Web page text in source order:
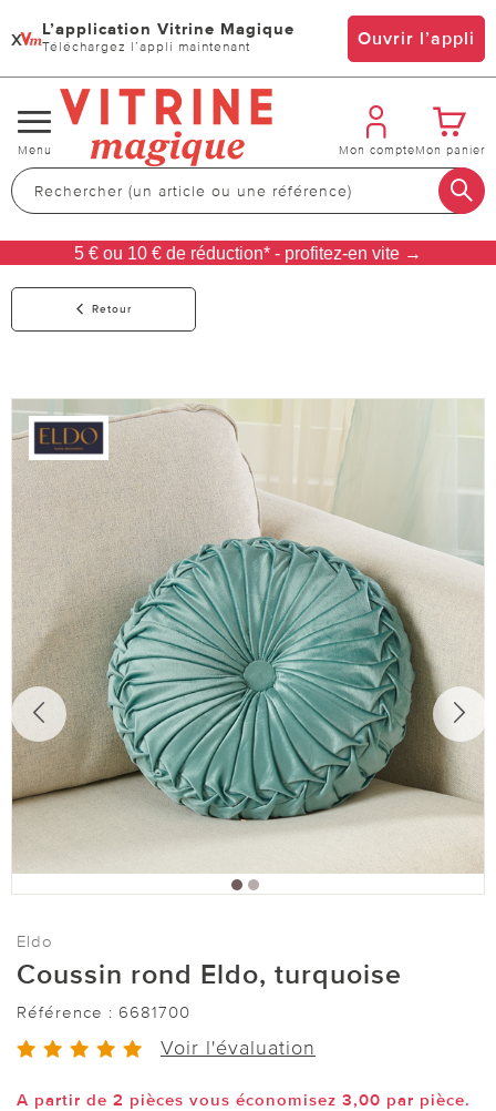
x L’application Vitrine Magique
Téléchargez l’appli maintenant Ouvrir l’appli
Changer
de
navigation
Menu Mon compteMon panier
5 € ou 10 € de réduction* - profitez-en vite →
Retour
Eldo
Coussin rond Eldo, turquoise
Référence : 6681700
Voir l'évaluation
A partir de 2 pièces vous économisez 3,00 par pièce.